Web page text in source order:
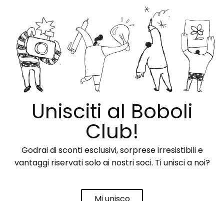
Unisciti al Boboli
Club!
Godrai di sconti esclusivi, sorprese irresistibili e
vantaggi riservati solo ai nostri soci. Ti unisci a noi?